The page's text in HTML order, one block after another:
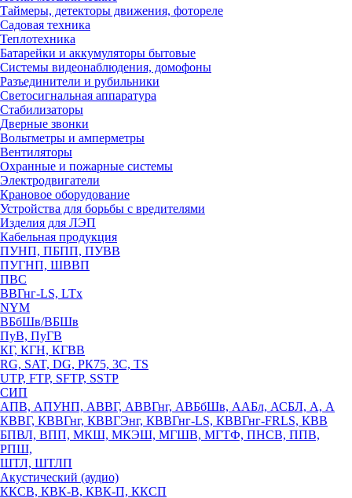
Таймеры, детекторы движения, фотореле
Садовая техника
Теплотехника
Батарейки и аккумуляторы бытовые
Системы видеонаблюдения, домофоны
Разъединители и рубильники
Светосигнальная аппаратура
Стабилизаторы
Дверные звонки
Вольтметры и амперметры
Вентиляторы
Охранные и пожарные системы
Электродвигатели
Крановое оборудование
Устройства для борьбы с вредителями
Изделия для ЛЭП
Кабельная продукция
ПУНП, ПБПП, ПУВВ
ПУГНП, ШВВП
ПВС
ВВГнг-LS, LTx
NYM
ВБбШв/ВБШв
ПуВ, ПуГВ
КГ, КГН, КГВВ
RG, SAT, DG, РК75, 3С, TS
UTP, FTP, SFTP, SSTP
СИП
АПВ, АПУНП, АВВГ, АВВГнг, АВБбШв, ААБл, АСБЛ, А, А
КВВГ, КВВГнг, КВВГЭнг, КВВГнг-LS, КВВГнг-FRLS, КВВ
БПВЛ, ВПП, МКШ, МКЭШ, МГШВ, МГТФ, ПНСВ, ППВ,
РПШ,
ШТЛ, ШТЛП
Акустический (аудио)
ККСВ, КВК-В, КВК-П, ККСП